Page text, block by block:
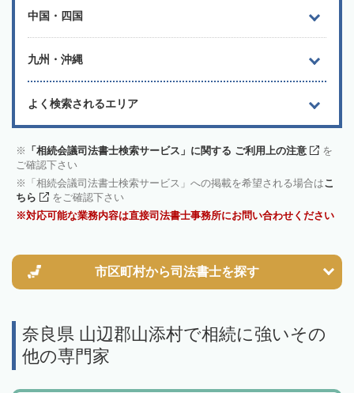
中国・四国
九州・沖縄
よく検索されるエリア
「相続会議司法書士検索サービス」に関する ご利用上の注意
を
ご確認下さい
「相続会議司法書士検索サービス」への掲載を希望される場合はこ
ちら
をご確認下さい
対応可能な業務内容は直接司法書士事務所にお問い合わせください
市区町村から司法書士を探す
奈良県 山辺郡山添村で相続に強いその
他の専門家